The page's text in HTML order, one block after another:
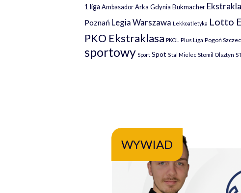
1 liga Ambasador Arka Gdynia Bukmacher
Poznań Legia Warszawa Lekkoatletyka Lotto
PKO Ekstraklasa PKOL Plus Liga Pogoń
sportowy Sport Spot Stal Mielec Stomil Olsztyn
WYWIAD